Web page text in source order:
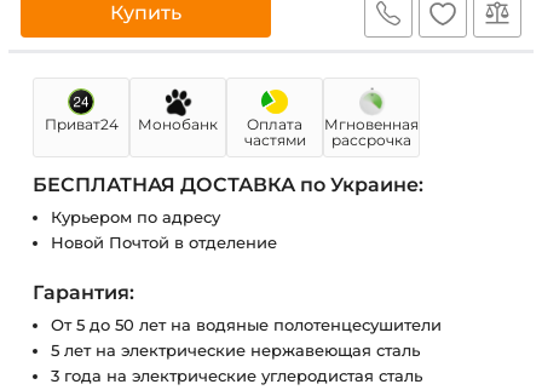
Купить
Приват24 Монобанк
Оплата
частями
Мгновенная
рассрочка
БЕСПЛАТНАЯ ДОСТАВКА по Украине:
Курьером по адресу
Новой Почтой в отделение
Гарантия:
От 5 до 50 лет на водяные полотенцесушители
5 лет на электрические нержавеющая сталь
3 года на электрические углеродистая сталь